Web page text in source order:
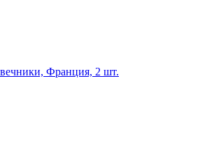
Франция, 2 шт.